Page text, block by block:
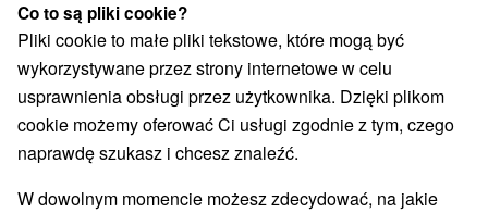
Przejdź do lokalizacji
O URZĄDZENIA SPRZĘT
Co to są pliki cookie?
Pliki cookie to małe pliki tekstowe, które mogą być
wykorzystywane przez strony internetowe w celu
usprawnienia obsługi przez użytkownika. Dzięki plikom
cookie możemy oferować Ci usługi zgodnie z tym, czego
naprawdę szukasz i chcesz znaleźć.
W dowolnym momencie możesz zdecydować, na jakie